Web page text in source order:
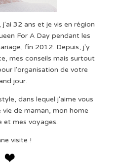
32 ans et je vis en région
For A Day pendant les
fin 2012. Depuis, j'y
mes conseils mais surtout
l'organisation de votre
jour.
dans lequel j'aime vous
vie de maman, mon home
et mes voyages.
visite !